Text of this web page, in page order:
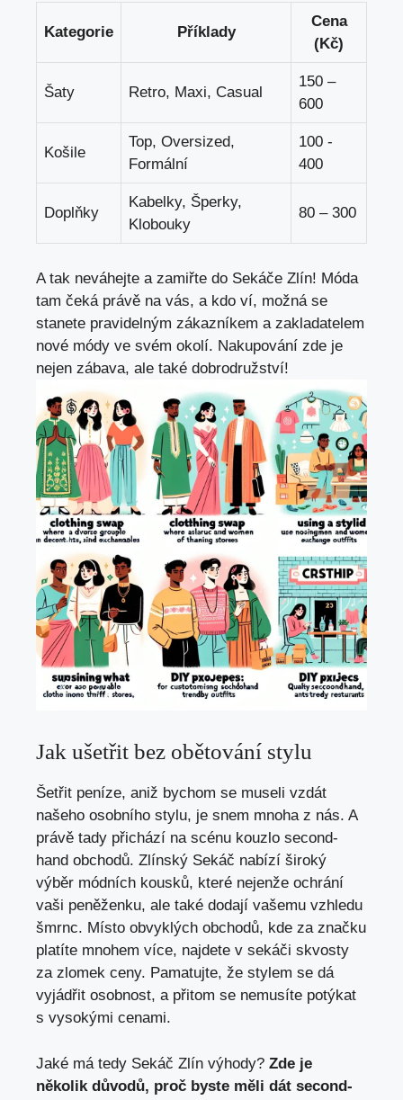
Kategorie Příklady
Cena
⁣(Kč)
Šaty Retro, Maxi, Casual
150 –
600
Košile
Top, Oversized,
Formální
100 ⁣-
400
Doplňky
Kabelky, Šperky,⁤
Klobouky
80 – 300
A tak neváhejte a zamiřte do Sekáče ‍Zlín! Móda
tam čeká právě na vás, ⁢a kdo⁢ ví, možná se
stanete ‌pravidelným ⁣zákazníkem a⁣ zakladatelem
nové módy ve svém okolí.‍ Nakupování zde ⁤je
nejen zábava, ale také ⁣dobrodružství!
Jak ušetřit bez obětování stylu
Šetřit peníze,⁤ aniž⁢ bychom se museli vzdát
našeho ​osobního ⁣stylu, ⁤je snem mnoha z nás. A
právě tady přichází na scénu kouzlo second-
hand obchodů. Zlínský Sekáč nabízí široký
výběr⁤ módních kousků, které nejenže ochrání
‍vaši peněženku, ‍ale také dodají vašemu vzhledu
šmrnc. Místo obvyklých obchodů,⁢ kde ⁢za značku⁤
platíte​ mnohem více, najdete v sekáči skvosty ​
za zlomek⁢ ceny. Pamatujte, že stylem se dá
⁢vyjádřit osobnost, a přitom⁢ se ‌nemusíte potýkat
s vysokými cenami.
Jaké⁣ má ⁣tedy Sekáč Zlín⁢ výhody? Zde je
několik ​důvodů, proč byste měli dát ⁤second-